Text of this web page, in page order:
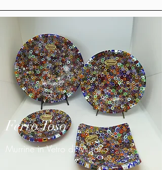
Ferro Toso
Murrine in Vetro di Murano